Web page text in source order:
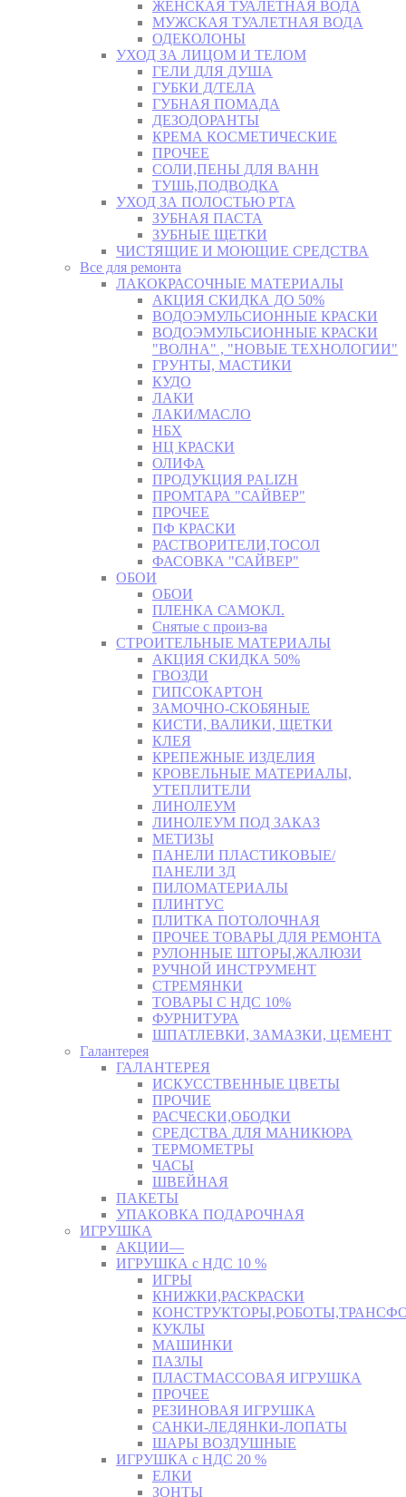
ЖЕНСКАЯ ТУАЛЕТНАЯ ВОДА
МУЖСКАЯ ТУАЛЕТНАЯ ВОДА
ОДЕКОЛОНЫ
УХОД ЗА ЛИЦОМ И ТЕЛОМ
ГЕЛИ ДЛЯ ДУША
ГУБКИ Д/ТЕЛА
ГУБНАЯ ПОМАДА
ДЕЗОДОРАНТЫ
КРЕМА КОСМЕТИЧЕСКИЕ
ПРОЧЕЕ
СОЛИ,ПЕНЫ ДЛЯ ВАНН
ТУШЬ,ПОДВОДКА
УХОД ЗА ПОЛОСТЬЮ РТА
ЗУБНАЯ ПАСТА
ЗУБНЫЕ ЩЕТКИ
ЧИСТЯЩИЕ И МОЮЩИЕ СРЕДСТВА
Все для ремонта
ЛАКОКРАСОЧНЫЕ МАТЕРИАЛЫ
АКЦИЯ СКИДКА ДО 50%
ВОДОЭМУЛЬСИОННЫЕ КРАСКИ
ВОДОЭМУЛЬСИОННЫЕ КРАСКИ
"ВОЛНА" , "НОВЫЕ ТЕХНОЛОГИИ"
ГРУНТЫ, МАСТИКИ
КУДО
ЛАКИ
ЛАКИ/МАСЛО
НБХ
НЦ КРАСКИ
ОЛИФА
ПРОДУКЦИЯ PALIZH
ПРОМТАРА "САЙВЕР"
ПРОЧЕЕ
ПФ КРАСКИ
РАСТВОРИТЕЛИ,ТОСОЛ
ФАСОВКА "САЙВЕР"
ОБОИ
ОБОИ
ПЛЕНКА САМОКЛ.
Снятые с произ-ва
СТРОИТЕЛЬНЫЕ МАТЕРИАЛЫ
АКЦИЯ СКИДКА 50%
ГВОЗДИ
ГИПСОКАРТОН
ЗАМОЧНО-СКОБЯНЫЕ
КИСТИ, ВАЛИКИ, ЩЕТКИ
КЛЕЯ
КРЕПЕЖНЫЕ ИЗДЕЛИЯ
КРОВЕЛЬНЫЕ МАТЕРИАЛЫ,
УТЕПЛИТЕЛИ
ЛИНОЛЕУМ
ЛИНОЛЕУМ ПОД ЗАКАЗ
МЕТИЗЫ
ПАНЕЛИ ПЛАСТИКОВЫЕ/
ПАНЕЛИ 3Д
ПИЛОМАТЕРИАЛЫ
ПЛИНТУС
ПЛИТКА ПОТОЛОЧНАЯ
ПРОЧЕЕ ТОВАРЫ ДЛЯ РЕМОНТА
РУЛОННЫЕ ШТОРЫ,ЖАЛЮЗИ
РУЧНОЙ ИНСТРУМЕНТ
СТРЕМЯНКИ
ТОВАРЫ С НДС 10%
ФУРНИТУРА
ШПАТЛЕВКИ, ЗАМАЗКИ, ЦЕМЕНТ
Галантерея
ГАЛАНТЕРЕЯ
ИСКУССТВЕННЫЕ ЦВЕТЫ
ПРОЧИЕ
РАСЧЕСКИ,ОБОДКИ
СРЕДСТВА ДЛЯ МАНИКЮРА
ТЕРМОМЕТРЫ
ЧАСЫ
ШВЕЙНАЯ
ПАКЕТЫ
УПАКОВКА ПОДАРОЧНАЯ
ИГРУШКА
АКЦИИ—
ИГРУШКА с НДС 10 %
ИГРЫ
КНИЖКИ,РАСКРАСКИ
КУКЛЫ
МАШИНКИ
ПАЗЛЫ
ПЛАСТМАССОВАЯ ИГРУШКА
ПРОЧЕЕ
РЕЗИНОВАЯ ИГРУШКА
САНКИ-ЛЕДЯНКИ-ЛОПАТЫ
ШАРЫ ВОЗДУШНЫЕ
ИГРУШКА с НДС 20 %
ЕЛКИ
ЗОНТЫ